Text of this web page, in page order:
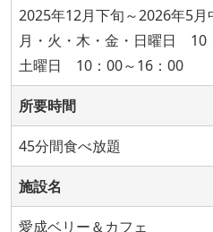
2025年12月下旬～2026年5月
月・火・木・金・日曜日 10
土曜日 10：00～16：00
所要時間
45分間食べ放題
施設名
愛成ベリー＆カフェ